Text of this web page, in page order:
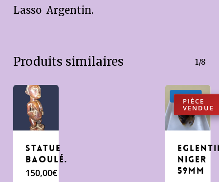
Lasso Argentin.
Produits similaires 1/8
Statue
Baoulé.
150,00€
Promo !
Niger
59mm